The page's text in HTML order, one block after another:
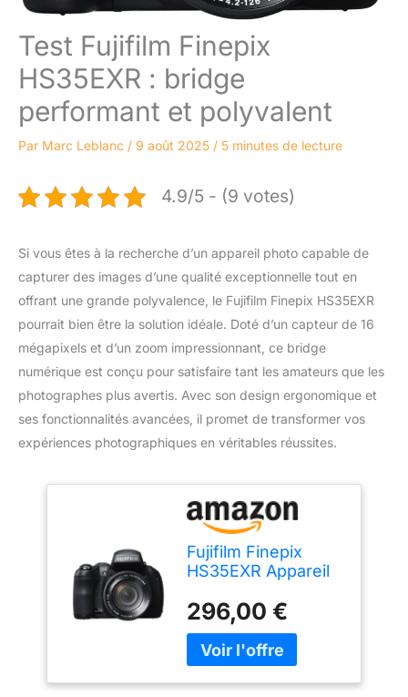
Test Fujifilm Finepix
HS35EXR : bridge
performant et polyvalent
Par Marc Leblanc / 9 août 2025 / 5 minutes de lecture
4.9/5 - (9 votes)
Si vous êtes à la recherche d’un appareil photo capable de
capturer des images d’une qualité exceptionnelle tout en
offrant une grande polyvalence, le Fujifilm Finepix HS35EXR
pourrait bien être la solution idéale. Doté d’un capteur de 16
mégapixels et d’un zoom impressionnant, ce bridge
numérique est conçu pour satisfaire tant les amateurs que les
photographes plus avertis. Avec son design ergonomique et
ses fonctionnalités avancées, il promet de transformer vos
expériences photographiques en véritables réussites.
Fujifilm Finepix
HS35EXR Appareil
Bridge 16 Mpix Noir
296,00 €